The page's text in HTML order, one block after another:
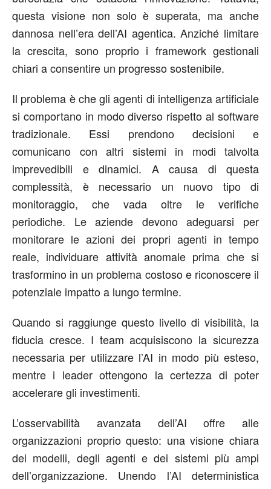
questa visione non solo è superata, ma anche
dannosa nell’era dell’AI agentica. Anziché limitare
la crescita, sono proprio i framework gestionali
chiari a consentire un progresso sostenibile.
Il problema è che gli agenti di intelligenza artificiale
si comportano in modo diverso rispetto al software
tradizionale. Essi prendono decisioni e
comunicano con altri sistemi in modi talvolta
imprevedibili e dinamici. A causa di questa
complessità, è necessario un nuovo tipo di
monitoraggio, che vada oltre le verifiche
periodiche. Le aziende devono adeguarsi per
monitorare le azioni dei propri agenti in tempo
reale, individuare attività anomale prima che si
trasformino in un problema costoso e riconoscere il
potenziale impatto a lungo termine.
Quando si raggiunge questo livello di visibilità, la
fiducia cresce. I team acquisiscono la sicurezza
necessaria per utilizzare l’AI in modo più esteso,
mentre i leader ottengono la certezza di poter
accelerare gli investimenti.
L’osservabilità avanzata dell’AI offre alle
organizzazioni proprio questo: una visione chiara
dei modelli, degli agenti e dei sistemi più ampi
dell’organizzazione. Unendo l’AI deterministica